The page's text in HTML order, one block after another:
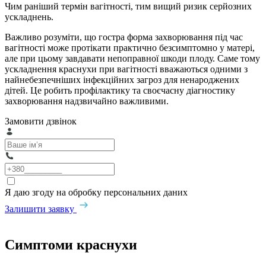
Чим раніший термін вагітності, тим вищий ризик серйозних
ускладнень.
Важливо розуміти, що гостра форма захворювання під час
вагітності може протікати практично безсимптомно у матері,
але при цьому завдавати непоправної шкоди плоду. Саме тому
ускладнення краснухи при вагітності вважаються одними з
найнебезпечніших інфекційних загроз для ненароджених
дітей. Це робить профілактику та своєчасну діагностику
захворювання надзвичайно важливими.
Замовити дзвінок
Я даю згоду на обробку персональних даних
Залишити заявку
Симптоми краснухи